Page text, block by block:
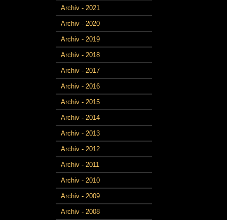
Archiv - 2021
Archiv - 2020
Archiv - 2019
Archiv - 2018
Archiv - 2017
Archiv - 2016
Archiv - 2015
Archiv - 2014
Archiv - 2013
Archiv - 2012
Archiv - 2011
Archiv - 2010
Archiv - 2009
Archiv - 2008